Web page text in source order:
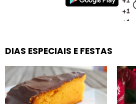
DIAS ESPECIAIS E FESTAS